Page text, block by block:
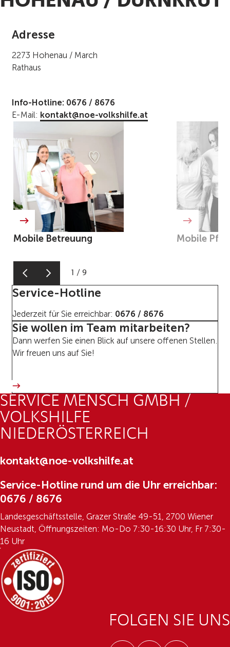
Adresse
2273 Hohenau / March
Rathaus
Info-Hotline: 0676 / 8676
E-Mail: kontakt@noe-volkshilfe.at
Mobile Betreuung Mobile
1 / 9
Service-Hotline
Jederzeit für Sie erreichbar: 0676 / 8676
Sie wollen im Team mitarbeiten?
Dann werfen Sie einen Blick auf unsere offenen Stellen.
Wir freuen uns auf Sie!
SERVICE MENSCH GMBH /
VOLKSHILFE
NIEDERÖSTERREICH
kontakt@noe-volkshilfe.at
Service-Hotline rund um die Uhr erreichbar:
0676 / 8676
Landesgeschäftsstelle, Grazer Straße 49-51, 2700 Wiener
Neustadt, Öffnungszeiten: Mo-Do 7:30-16:30 Uhr, Fr 7:30-
16 Uhr
FOLGEN SIE UNS